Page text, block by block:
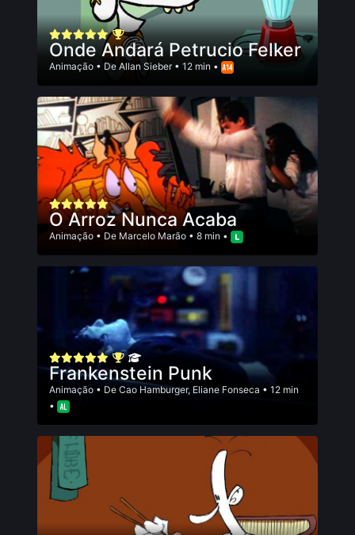
Onde Andará Petrucio Felker
Animação • De Allan Sieber• 12 min •
O Arroz Nunca Acaba
Animação • De Marcelo Marão • 8 min •
Frankenstein Punk
Animação • De Cao Hamburger, Eliane Fonseca • 12 min
•